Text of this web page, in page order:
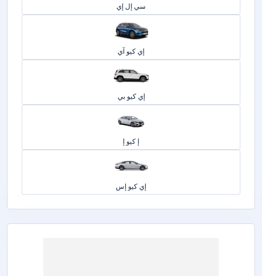
سي إل إي
إي كيو آي
إي كيو بي
إ كيو إ
إي كيو إس